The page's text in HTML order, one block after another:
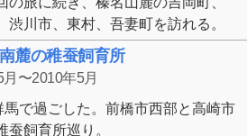
渋川市、東村、吾妻町を訪れる。
麓の稚蚕飼育所
〜2010年5月
馬で過ごした。前橋市西部と高崎市
蚕飼育所巡り。